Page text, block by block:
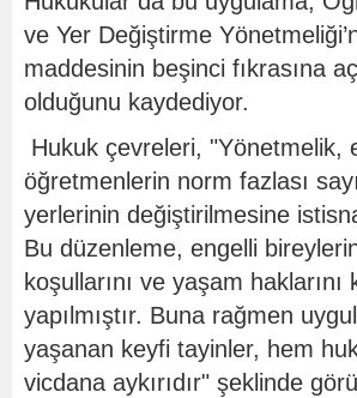
ve Yer Değiştirme
maddesinin beşinci fıkrasına
olduğunu kaydediyor.
Hukuk çevreleri, "Yönetmelik,
öğretmenlerin norm fazlası
yerlerinin değiştirilmesine
Bu düzenleme, engelli
koşullarını ve yaşam
yapılmıştır. Buna rağmen
yaşanan keyfi tayinler, hem
vicdana aykırıdır" şeklinde